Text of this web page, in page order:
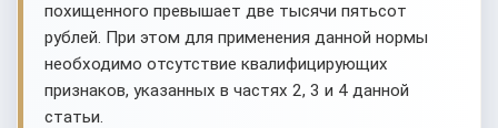
похищенного превышает две тысячи пятьсот
рублей. При этом для применения данной нормы
необходимо отсутствие квалифицирующих
признаков, указанных в частях 2, 3 и 4 данной
статьи.